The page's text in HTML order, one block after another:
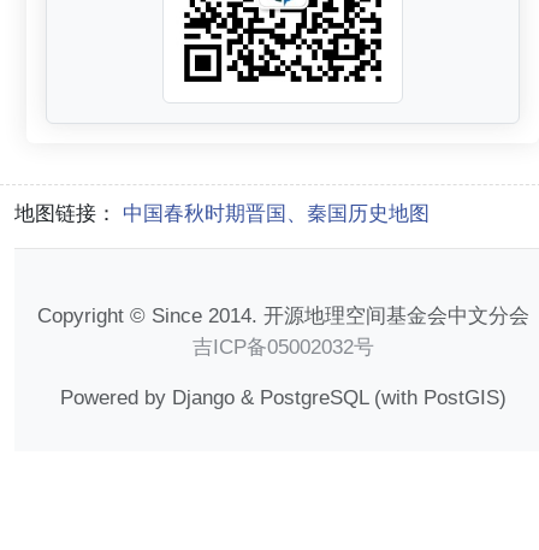
地图链接： 中国春秋时期晋国、秦国历史地图
Copyright © Since 2014. 开源地理空间基金会中文分会
吉ICP备05002032号
Powered by Django & PostgreSQL (with PostGIS)